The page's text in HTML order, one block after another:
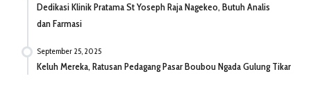
Dedikasi Klinik Pratama St Yoseph Raja Nagekeo, Butuh Analis
dan Farmasi
September 25, 2025
Keluh Mereka, Ratusan Pedagang Pasar Boubou Ngada Gulung Tikar